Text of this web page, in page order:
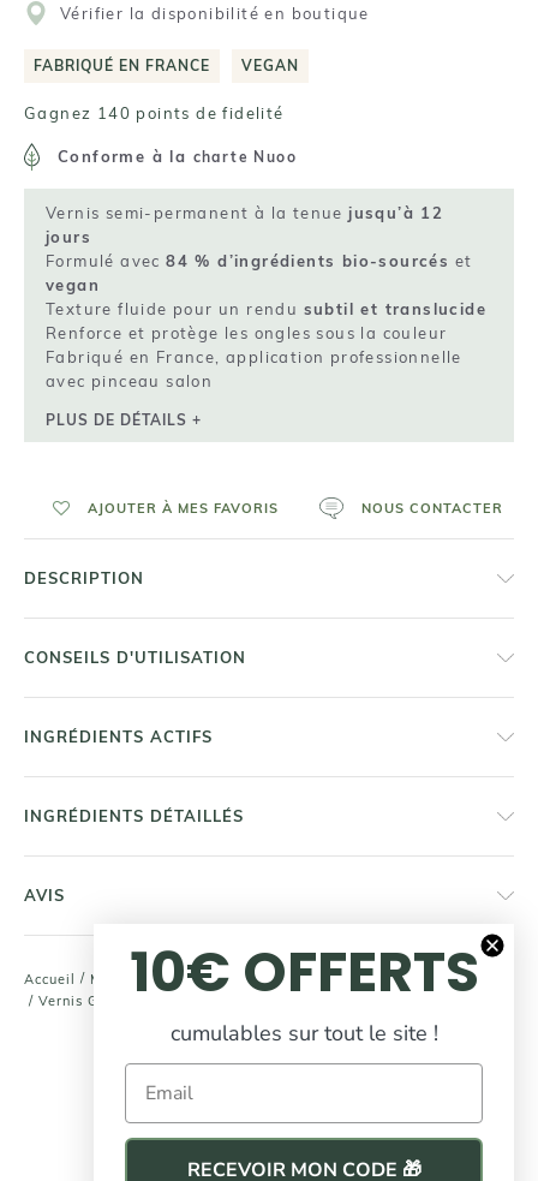
Accueil / Maquillage
Ongles
/ Vernis Green FLASH - Gamme Semi Permanent
Vérifier la disponibilité en boutique
FABRIQUÉ EN FRANCE VEGAN
Gagnez 140 points de fidelité
Conforme à la charte Nuoo
Vernis semi-permanent à la tenuejusqu’à 12
jours
Formulé avec84 % d’ingrédients bio-sourcés et
vegan
Texture fluide pour un rendu subtil et translucide
Renforce et protège les ongles sous la couleur
Fabriqué en France, application professionnelle
avec pinceau salon
PLUS DE DÉTAILS +
AJOUTER À MES FAVORIS NOUS CONTACTER
DESCRIPTION
CONSEILS D'UTILISATION
INGRÉDIENTS ACTIFS
INGRÉDIENTS DÉTAILLÉS
AVIS
COMPLÉTEZ
votre routine beauté
10€ OFFERTS
cumulables sur tout le site !
Email
RECEVOIR MON CODE 🎁